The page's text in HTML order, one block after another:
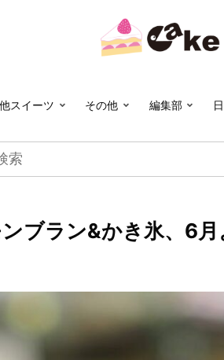
スイーツ その他 編集部
ブラン&かき氷、6月